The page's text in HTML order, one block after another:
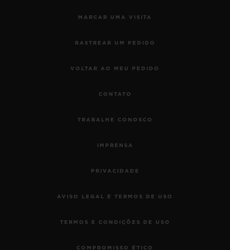
MARCAR UMA VISITA
RASTREAR UM PEDIDO
VOLTAR AO MEU PEDIDO
CONTATO
TRABALHE CONOSCO
IMPRENSA
PRIVACIDADE
AVISO LEGAL E TERMOS DE USO
TERMOS E CONDIÇÕES DE USO
COMPROMISSO ÉTICO